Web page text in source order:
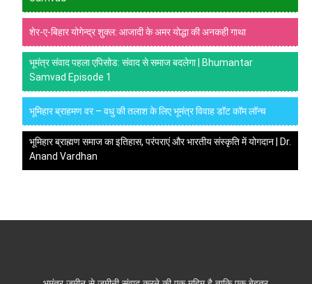
शेर-ए-बिहार योगेन्द्र शुक्ल: आजादी के अमर योद्धा की अनकही गाथा
भूमंत्र संवाद पहला एपिसोड: संवाद से समाज बदलेगा | Bhumantar
Samvad Episode 1
भूमिहार ब्राहमण वर – वधु की तलाश के लिए भूमंत्र विवाह डॉट कॉम लॉन्च
भूमिहार ब्राह्मण समाज का इतिहास, परंपराएं और भारतीय संस्कृति में योगदान | Dr.
Anand Vardhan